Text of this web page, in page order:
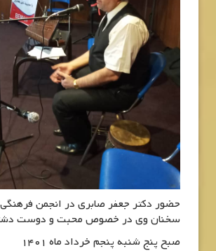
حضور دکتر جعفر صابری در انجمن فرهنگی
سخنان وی در خصوص محبت و دوست
صبح پنج شنبه پنجم خرداد ماه 1401